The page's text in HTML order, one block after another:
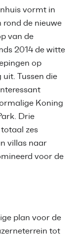
vormt in
rond de nieuwe
van de
2014 de witte
op
Tussen die
Koning
Drie
zes
villas naar
voor de
plan voor de
tot